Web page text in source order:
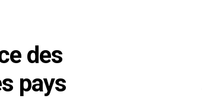
des
pays